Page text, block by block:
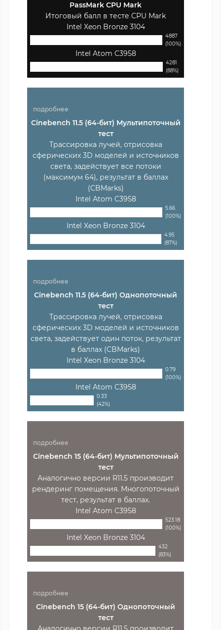
PassMark CPU Mark
Итоговый балл в тесте CPU Mark
Intel Xeon Bronze 3104
4887
(100%)
Intel Atom C3958
4281
(88%)
подробнее
Cinebench 11.5 (64-бит) Мультипоточный
тест
Трассировка лучей, отрисовка
сферических 3D моделей и источников
света, задействует все потоки
(максимум 64), результат в баллах
(CBMarks)
Intel Atom C3958
5.66
(100%)
Intel Xeon Bronze 3104
4.95
(87%)
подробнее
Cinebench 11.5 (64-бит) Однопоточный
тест
Трассировка лучей, отрисовка
сферических 3D моделей и источников
света, задействует один поток, результат
в баллах (CBMarks)
Intel Xeon Bronze 3104
0.79
(100%)
Intel Atom C3958
0.33
(42%)
подробнее
Cinebench 15 (64-бит) Мультипоточный
тест
Аналогично версии R11.5 производит
рендеринг помещения. Многопоточный
тест, результат в баллах.
Intel Atom C3958
523.18
(100%)
Intel Xeon Bronze 3104
432
(83%)
подробнее
Cinebench 15 (64-бит) Однопоточный
тест